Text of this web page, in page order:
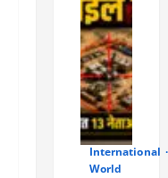
International
World